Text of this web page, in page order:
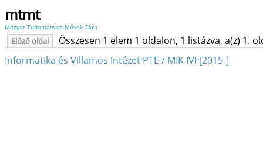
mtmt
Magyar Tudományos Művek Tára
Előző oldal
Összesen 1 elem 1 oldalon, 1 listázva, a(z) 1.
Informatika és Villamos Intézet PTE / MIK IVI [2015-]